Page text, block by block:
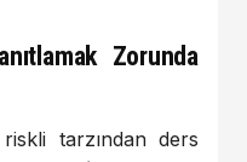
Zorunda
tarzından ders